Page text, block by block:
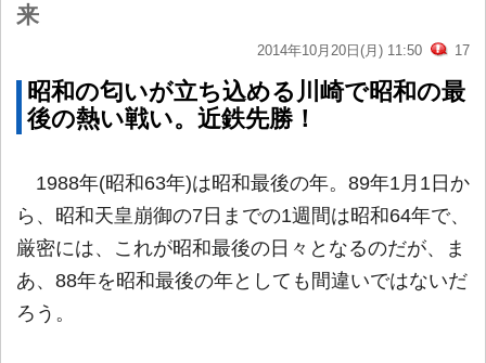
来
2014年10月20日(月) 11:50 17
昭和の匂いが立ち込める川崎で昭和の最
後の熱い戦い。近鉄先勝！
1988年(昭和63年)は昭和最後の年。89年1月1日か
ら、昭和天皇崩御の7日までの1週間は昭和64年で、
厳密には、これが昭和最後の日々となるのだが、ま
あ、88年を昭和最後の年としても間違いではないだ
ろう。